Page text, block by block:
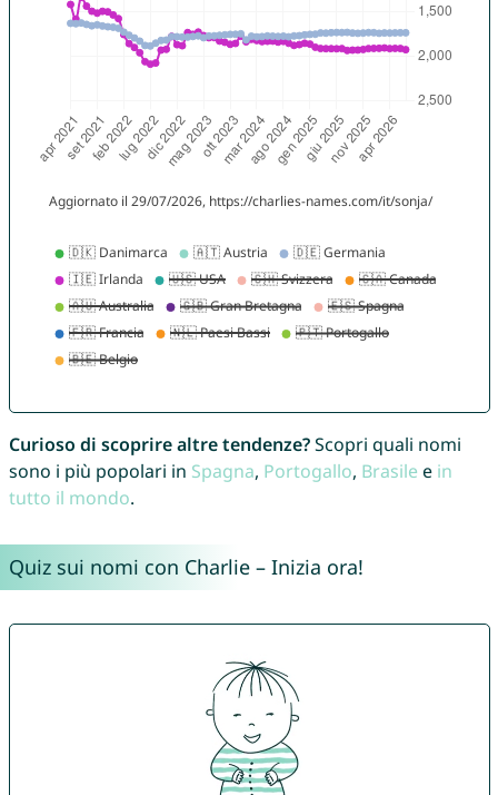
Curioso di scoprire altre tendenze?Scopri quali nomi
sono i più popolari in Spagna, Portogallo, Brasile e in
tutto il mondo.
Quiz sui nomi con Charlie – Inizia ora!